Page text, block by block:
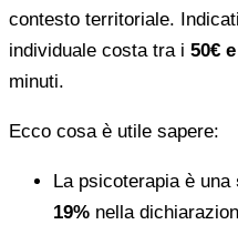
contesto territoriale.
individuale costa tra i 50€
minuti.
Ecco cosa è utile sapere:
La psicoterapia è una
19% nella